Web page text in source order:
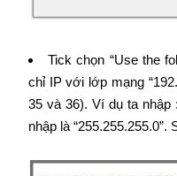
Tick chọn “Use the
chỉ IP với lớp mạng
35 và 36). Ví dụ ta nhập
nhập là “255.255.255.0”.